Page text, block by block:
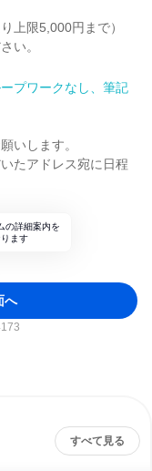
上限5,000円まで）
い。
プワークなし、筆記
いします。
たアドレス宛に日程
の詳細案内を
ます
へ
すべて見る